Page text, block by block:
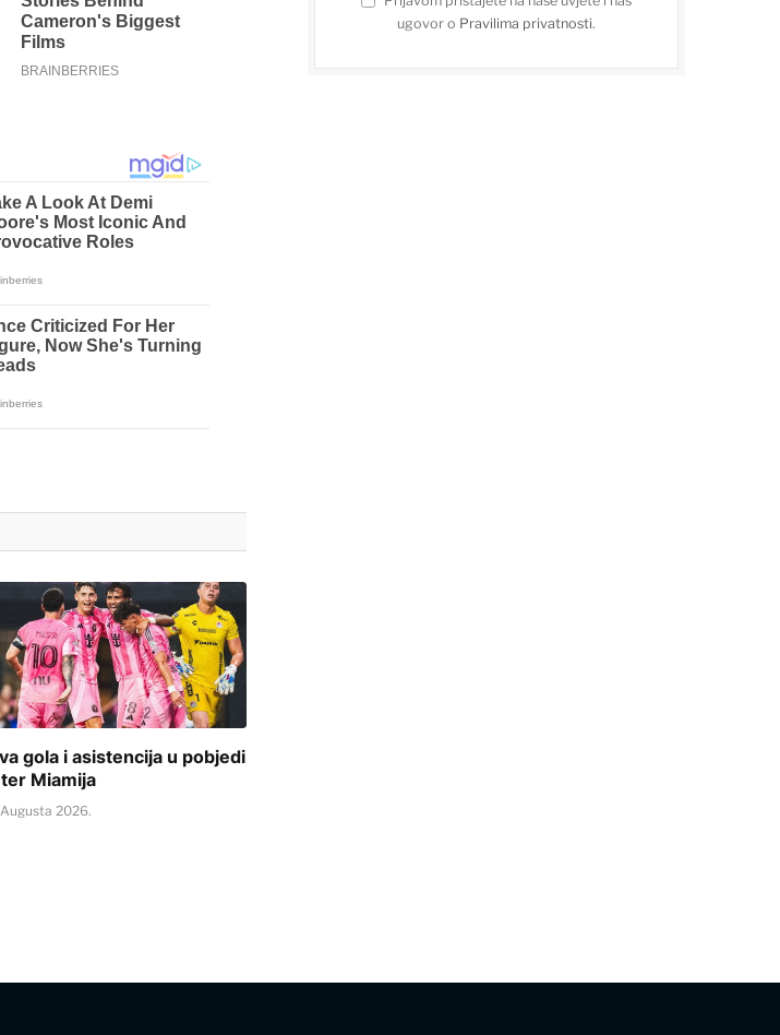
gola i asistencija u pobjedi
Miamija
2026.
ugovor o Pravilima privatnosti.